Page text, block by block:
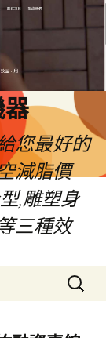
器
您最好的
減脂價
,雕塑身
三種效
搜
尋
鍵